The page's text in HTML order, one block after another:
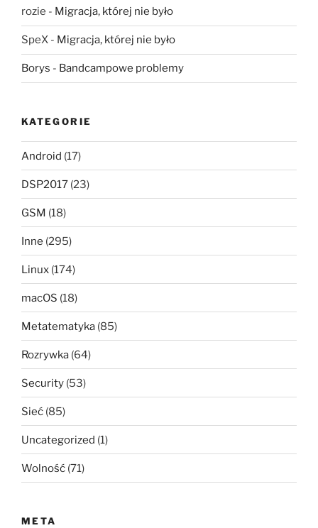
rozie - Migracja, której nie było
SpeX - Migracja, której nie było
Borys - Bandcampowe problemy
KATEGORIE
Android (17)
DSP2017 (23)
GSM (18)
Inne (295)
Linux (174)
macOS (18)
Metatematyka (85)
Rozrywka (64)
Security (53)
Sieć (85)
Uncategorized (1)
Wolność (71)
META